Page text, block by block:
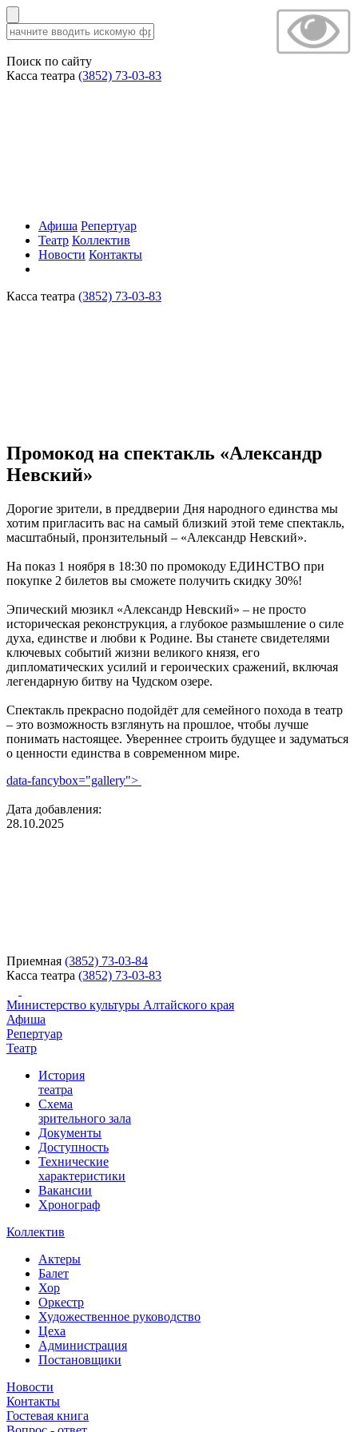
Поиск по сайту
Касса театра (3852) 73-03-83
Афиша Репертуар
Театр Коллектив
Новости Контакты
Касса театра (3852) 73-03-83
Промокод на спектакль «Александр
Невский»
Дорогие зрители, в преддверии Дня народного единства мы
хотим пригласить вас на самый близкий этой теме спектакль,
масштабный, пронзительный – «Александр Невский».
На показ 1 ноября в 18:30 по промокоду ЕДИНСТВО при
покупке 2 билетов вы сможете получить скидку 30%!
Эпический мюзикл «Александр Невский» – не просто
историческая реконструкция, а глубокое размышление о силе
духа, единстве и любви к Родине. Вы станете свидетелями
ключевых событий жизни великого князя, его
дипломатических усилий и героических сражений, включая
легендарную битву на Чудском озере.
Спектакль прекрасно подойдёт для семейного похода в театр
– это возможность взглянуть на прошлое, чтобы лучше
понимать настоящее. Увереннее строить будущее и задуматься
о ценности единства в современном мире.
data-fancybox="gallery">
Дата добавления:
28.10.2025
Приемная (3852) 73-03-84
Касса театра (3852) 73-03-83
Министерство культуры Алтайского края
Афиша
Репертуар
Театр
История
театра
Схема
зрительного зала
Документы
Доступность
Технические
характеристики
Вакансии
Хронограф
Коллектив
Актеры
Балет
Хор
Оркестр
Художественное руководство
Цеха
Администрация
Постановщики
Новости
Контакты
Гостевая книга